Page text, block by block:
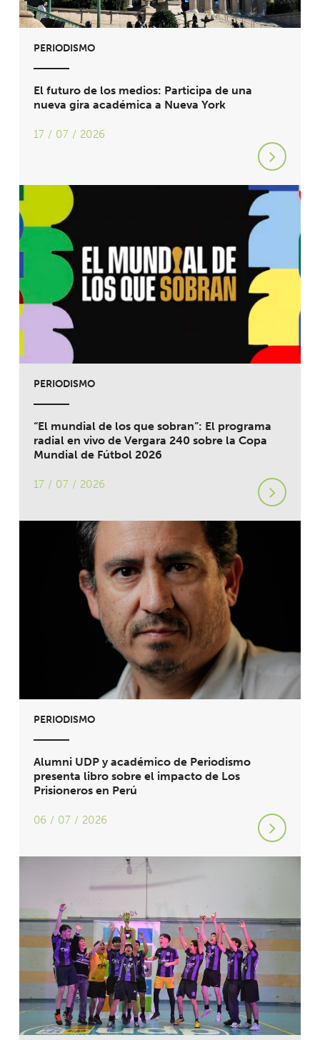
PERIODISMO
El futuro de los medios: Participa de una
nueva gira académica a Nueva York
17 / 07 / 2026
PERIODISMO
“El mundial de los que sobran”: El programa
radial en vivo de Vergara 240 sobre la Copa
Mundial de Fútbol 2026
17 / 07 / 2026
PERIODISMO
Alumni UDP y académico de Periodismo
presenta libro sobre el impacto de Los
Prisioneros en Perú
06 / 07 / 2026